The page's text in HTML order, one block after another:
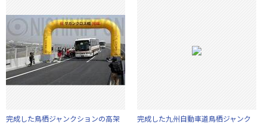
完成した鳥栖ジャンクションの高架
完成した九州自動車道鳥栖ジャンク